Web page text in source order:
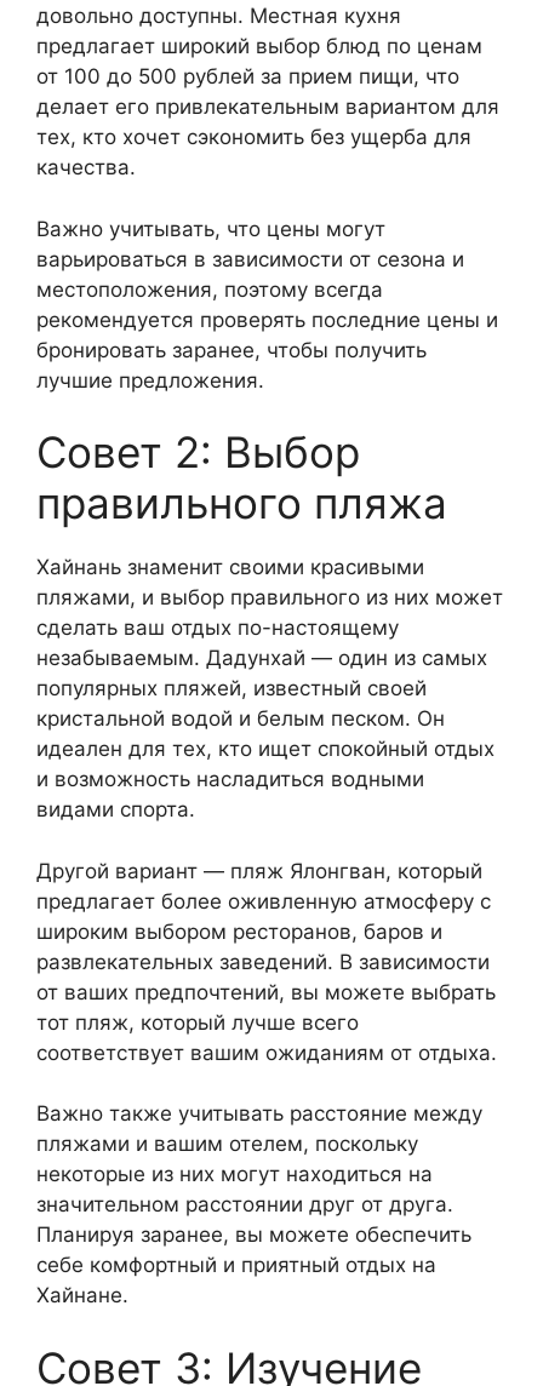
довольно доступны. Местная кухня
предлагает широкий выбор блюд по ценам
от 100 до 500 рублей за прием пищи, что
делает его привлекательным вариантом для
тех, кто хочет сэкономить без ущерба для
качества.
Важно учитывать, что цены могут
варьироваться в зависимости от сезона и
местоположения, поэтому всегда
рекомендуется проверять последние цены и
бронировать заранее, чтобы получить
лучшие предложения.
Совет 2: Выбор
правильного пляжа
Хайнань знаменит своими красивыми
пляжами, и выбор правильного из них может
сделать ваш отдых по-настоящему
незабываемым. Дадунхай — один из самых
популярных пляжей, известный своей
кристальной водой и белым песком. Он
идеален для тех, кто ищет спокойный отдых
и возможность насладиться водными
видами спорта.
Другой вариант — пляж Ялонгван, который
предлагает более оживленную атмосферу с
широким выбором ресторанов, баров и
развлекательных заведений. В зависимости
от ваших предпочтений, вы можете выбрать
тот пляж, который лучше всего
соответствует вашим ожиданиям от отдыха.
Важно также учитывать расстояние между
пляжами и вашим отелем, поскольку
некоторые из них могут находиться на
значительном расстоянии друг от друга.
Планируя заранее, вы можете обеспечить
себе комфортный и приятный отдых на
Хайнане.
Совет 3: Изучение